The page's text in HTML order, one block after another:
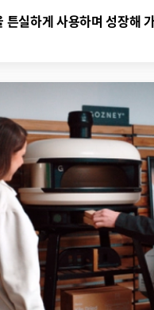
튼실하게 사용하며 성장해